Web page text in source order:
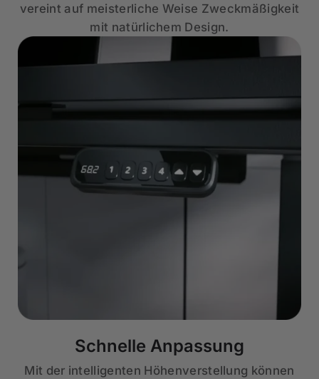
vereint auf meisterliche Weise Zweckmäßigkeit
mit natürlichem Design.
Schnelle Anpassung
Mit der intelligenten Höhenverstellung können